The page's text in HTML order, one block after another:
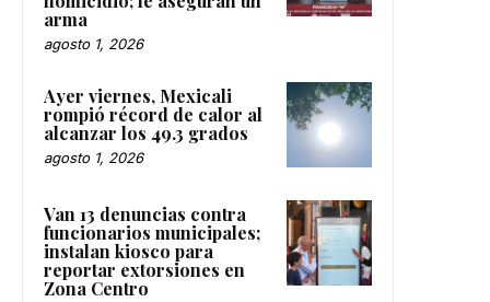
arma
agosto 1, 2026
Ayer viernes, Mexicali
rompió récord de calor al
alcanzar los 49.3 grados
agosto 1, 2026
Van 13 denuncias contra
funcionarios municipales;
instalan kiosco para
reportar extorsiones en
Zona Centro